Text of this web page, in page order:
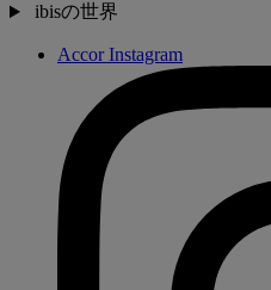
ibisの世界
Accor Instagram